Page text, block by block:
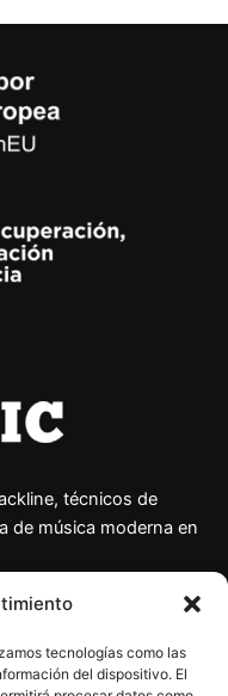
tecnologías como las
del dispositivo. El
técnicos de
de música moderna en